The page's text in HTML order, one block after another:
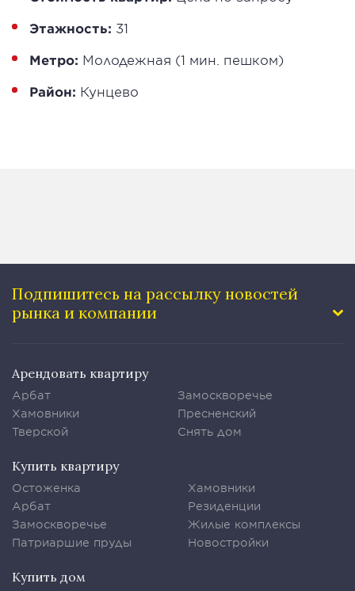
Этажность: 31
Метро: Молодежная (1 мин. пешком)
Район: Кунцево
Подпишитесь на рассылку новостей
рынка и компании
Арендовать квартиру
Арбат
Хамовники
Тверской
Замоскворечье
Пресненский
Снять дом
Купить квартиру
Остоженка
Арбат
Замоскворечье
Патриаршие пруды
Хамовники
Резиденции
Жилые комплексы
Новостройки
Купить дом